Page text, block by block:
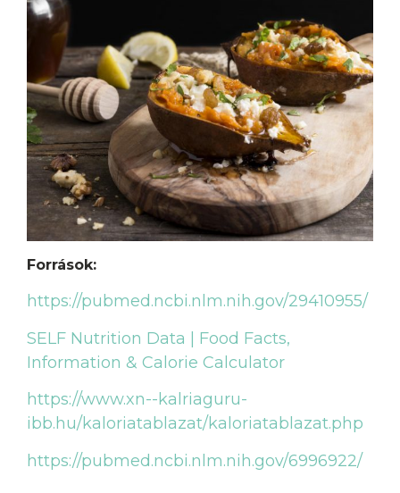
Források:
https://pubmed.ncbi.nlm.nih.gov/29410955/
SELF Nutrition Data | Food Facts,
Information & Calorie Calculator
https://www.xn--kalriaguru-
ibb.hu/kaloriatablazat/kaloriatablazat.php
https://pubmed.ncbi.nlm.nih.gov/6996922/